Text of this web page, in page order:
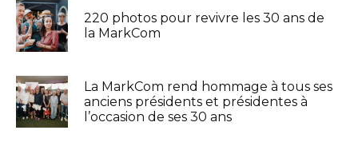
220 photos pour revivre les 30 ans de
la MarkCom
La MarkCom rend hommage à tous ses
anciens présidents et présidentes à
l’occasion de ses 30 ans